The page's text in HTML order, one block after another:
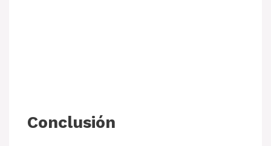
Conclusión